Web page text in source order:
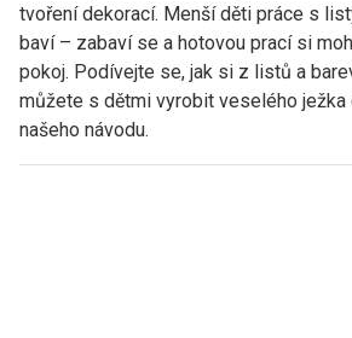
tvoření dekorací. Menší děti práce s
baví – zabaví se a hotovou prací si
pokoj. Podívejte se, jak si z listů a
můžete s dětmi vyrobit veselého ježka
našeho návodu.